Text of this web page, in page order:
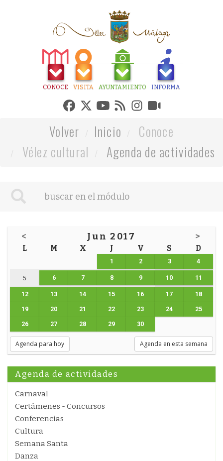
CONOCE VISITA AYUNTAMIENTO INFORMA
Volver Inicio
Conoce
Vélez cultural
Agenda de actividades
< Jun 2017 >
L M X J V S D
1 2 3 4
5 6 7 8 9 10 11
12 13 14 15 16 17 18
19 20 21 22 23 24 25
26 27 28 29 30
Agenda para hoy Agenda en esta semana
Agenda de actividades
Carnaval
Certámenes - Concursos
Conferencias
Cultura
Semana Santa
Danza